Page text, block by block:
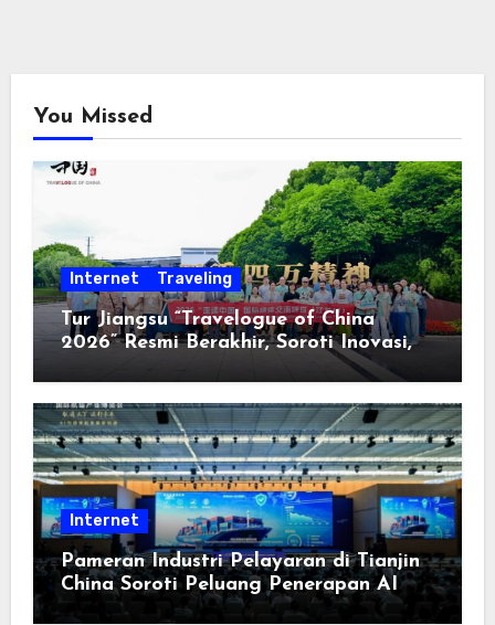
You Missed
Internet Traveling
Tur Jiangsu “Travelogue of China
2026” Resmi Berakhir, Soroti Inovasi,
Keterbukaan, dan Pembangunan
Berorientasi pada Masyarakat
Internet
Pameran Industri Pelayaran di Tianjin
China Soroti Peluang Penerapan AI